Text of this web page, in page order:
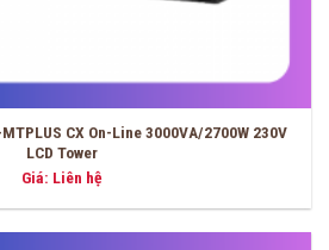
CX On-Line 3000VA/2700W 230V
LCD Tower
Giá: Liên hệ